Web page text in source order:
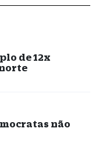
de 12x
não